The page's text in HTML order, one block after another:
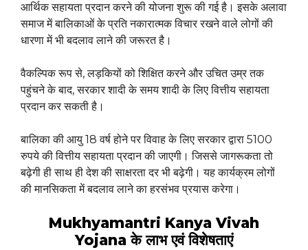
आर्थिक सहायता प्रदान करने की योजना शुरू की गई है। इसके अलावा
समाज में बालिकाओं के प्रति नकारात्मक विचार रखने वाले लोगों की
धारणा में भी बदलाव लाने की जरूरत है।
वैकल्पिक रूप से, लड़कियों को शिक्षित करने और उचित उम्र तक
पहुंचने के बाद, सरकार शादी के समय शादी के लिए वित्तीय सहायता
प्रदान कर सकती है।
बालिका की आयु 18 वर्ष होने पर विवाह के लिए सरकार द्वारा 5100
रुपये की वित्तीय सहायता प्रदान की जाएगी। जिससे जागरूकता तो
बढ़ेगी ही साथ ही देश की साक्षरता दर भी बढ़ेगी। यह कार्यक्रम लोगों
की मानसिकता में बदलाव लाने का हरसंभव प्रयास करेगा।
Mukhyamantri Kanya Vivah
Yojanaके लाभ एवं विशेषताएं